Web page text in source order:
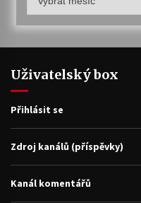
archiv
Uživatelský box
Přihlásit se
Zdroj kanálů (příspěvky)
Kanál komentářů